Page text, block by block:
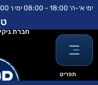
לתוכן
דילוג
ימי א׳-ה׳ 18:00 - 08:00 ימי ו׳ 14:00 - 08:00 שבת וחגים: סגור
תפריט
חברת